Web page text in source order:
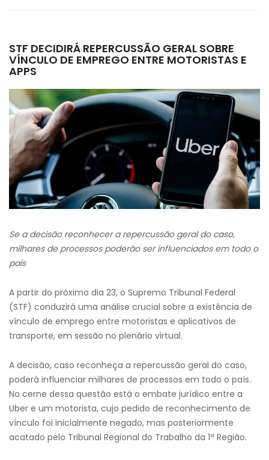
STF DECIDIRÁ REPERCUSSÃO GERAL SOBRE
VÍNCULO DE EMPREGO ENTRE MOTORISTAS E
APPS
Se a decisão reconhecer a repercussão geral do caso,
milhares de processos poderão ser influenciados em todo o
país
A partir do próximo dia 23, o Supremo Tribunal Federal
(STF) conduzirá uma análise crucial sobre a existência de
vínculo de emprego entre motoristas e aplicativos de
transporte, em sessão no plenário virtual.
A decisão, caso reconheça a repercussão geral do caso,
poderá influenciar milhares de processos em todo o país.
No cerne dessa questão está o embate jurídico entre a
Uber e um motorista, cujo pedido de reconhecimento de
vínculo foi inicialmente negado, mas posteriormente
acatado pelo Tribunal Regional do Trabalho da 1ª Região.